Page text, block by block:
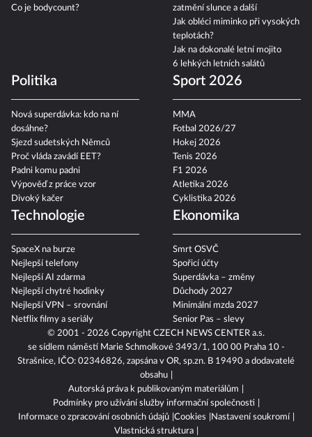
© 2001 - 2026 Copyright CZECH NEWS CENTER a.s.
se sídlem náměstí Marie Schmolkové 3493/1, 100 00 Praha 10 -
Strašnice, IČO: 02346826, zapsána v OR, sp.zn. B 19490 a dodavatelé
obsahu
Autorská práva k publikovaným materiálům
Podmínky pro užívání služby informační společnosti
Informace o zpracování osobních údajů Cookies
Nastavení soukromí
Vlastnická struktura
Co je bodycount?
zatmění slunce a další
Jak obléci miminko při vysokých
teplotách?
Jak na dokonalé letní mojito
6 lehkých letních salátů
Politika
Nová superdávka: kdo na ní
dosáhne?
Sjezd sudetských Němců
Proč vláda zavádí EET?
Padni komu padni
Výpověď z práce vzor
Divoký kačer
Sport 2026
MMA
Fotbal 2026/27
Hokej 2026
Tenis 2026
F1 2026
Atletika 2026
Cyklistika 2026
Technologie
SpaceX na burze
Nejlepší telefony
Nejlepší AI zdarma
Nejlepší chytré hodinky
Nejlepší VPN – srovnání
Netflix filmy a seriály
Ekonomika
Smrt OSVČ
Spořicí účty
Superdávka – změny
Důchody 2027
Minimální mzda 2027
Senior Pas – slevy